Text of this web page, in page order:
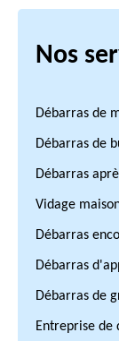
Nos
Débarras de
Débarras de
Débarras
Vidage
Débarras
Débarras
Débarras de
Entreprise de